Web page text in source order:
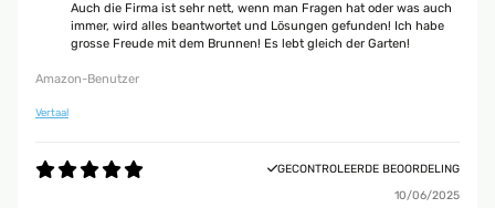
Auch die Firma ist sehr nett, wenn man Fragen hat oder was auch
immer, wird alles beantwortet und Lösungen gefunden! Ich habe
grosse Freude mit dem Brunnen! Es lebt gleich der Garten!
Amazon-Benutzer
Vertaal
GECONTROLEERDE BEOORDELING
10/06/2025